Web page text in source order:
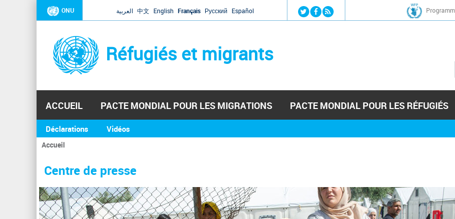
Jump to navigation
ONU العربية 中文 English Français Русский Español
Réfugiés et migrants
ACCUEIL PACTE MONDIAL POUR LES MIGRATIONS PACTE MONDIAL POUR LES RÉFUGIÉS
Déclarations Vidéos
Vous
ici
Accueil
Centre de presse